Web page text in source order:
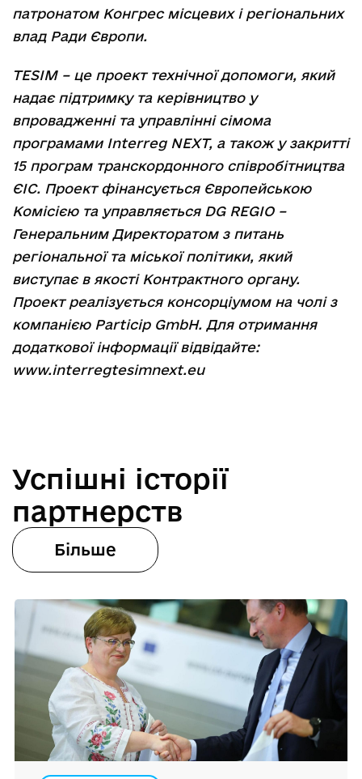
патронатом Конгрес місцевих і регіональних
влад Ради Європи.
TESIM – це проект технічної допомоги, який
надає підтримку та керівництво у
впровадженні та управлінні сімома
програмами Interreg NEXT, а також у закритті
15 програм транскордонного співробітництва
ЄІС. Проект фінансується Європейською
Комісією та управляється DG REGIO –
Генеральним Директоратом з питань
регіональної та міської політики, який
виступає в якості Контрактного органу.
Проект реалізується консорціумом на чолі з
компанією Particip GmbH. Для отримання
додаткової інформації відвідайте:
www.interregtesimnext.eu
Успішні історії
партнерств
Більше